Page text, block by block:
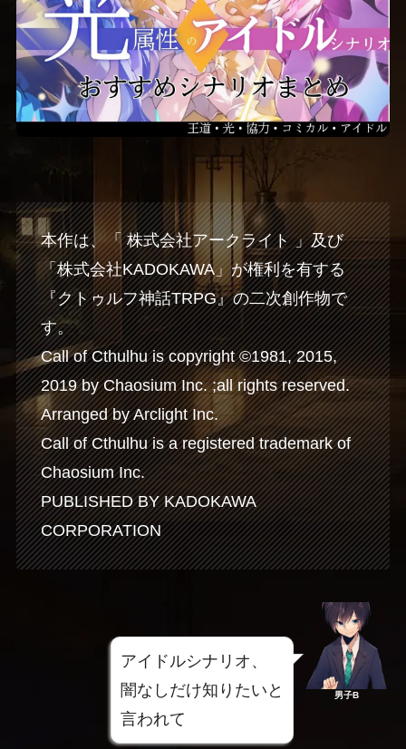
本作は、「 株式会社アークライト 」及び
「株式会社KADOKAWA」が権利を有する
『クトゥルフ神話TRPG』の二次創作物で
す。
Call of Cthulhu is copyright ©1981, 2015,
2019 by Chaosium Inc. ;all rights reserved.
Arranged by Arclight Inc.
Call of Cthulhu is a registered trademark of
Chaosium Inc.
PUBLISHED BY KADOKAWA
CORPORATION
アイドルシナリオ、
闇なしだけ知りたいと
言われて
男子B